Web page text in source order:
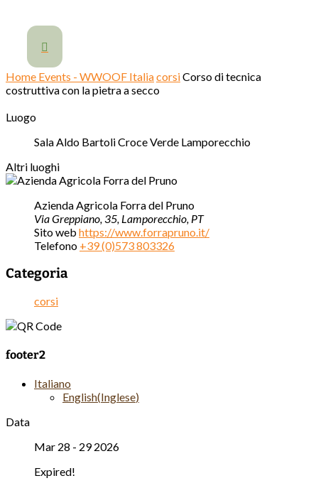

Home Events - WWOOF ItaliacorsiCorso di tecnica
costruttiva con la pietra a secco
Luogo
Sala Aldo Bartoli Croce Verde Lamporecchio
Altri luoghi
Azienda Agricola Forra del Pruno
Via Greppiano, 35, Lamporecchio, PT
Sito web https://www.forrapruno.it/
Telefono +39 (0)573 803326
Categoria
corsi
footer2
Italiano
English(Inglese)
Data
Mar 28 - 29 2026
Expired!